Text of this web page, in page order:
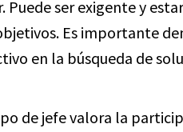
Puede ser exigente y
Es importante
en la búsqueda de
de jefe valora la